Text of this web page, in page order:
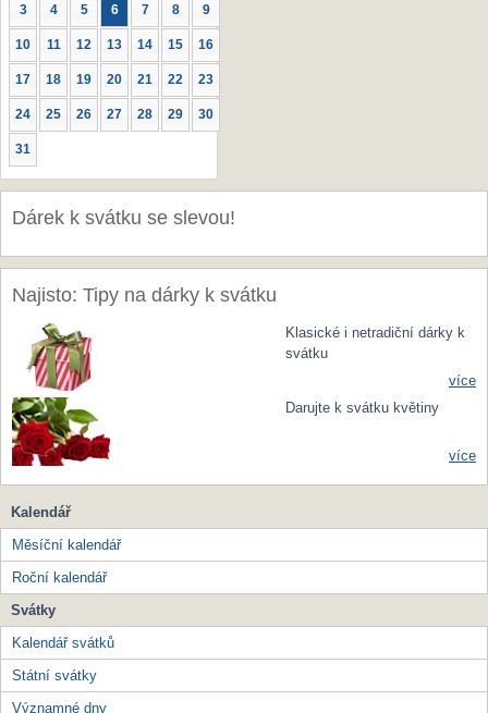
3 4 5 6 7 8 9
10 11 12 13 14 15 16
17 18 19 20 21 22 23
24 25 26 27 28 29 30
31
Dárek k svátku se slevou!
Najisto: Tipy na dárky k svátku
Klasické i netradiční dárky k
svátku
více
Darujte k svátku květiny
více
Kalendář
Měsíční kalendář
Roční kalendář
Svátky
Kalendář svátků
Státní svátky
Významné dny